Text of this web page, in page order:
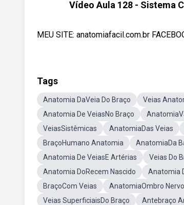
Vídeo Aula 128 - Sistema
MEU SITE: anatomiafacil.com.br
Tags
Anatomia DaVeia Do Braço Veias
Anatomia De VeiasNo Braço
VeiasSistêmicas
AnatomiaDas Veias
BraçoHumano Anatomia
AnatomiaDa
Anatomia De VeiasE Artérias
Veias Do
Anatomia DoRecem Nascido
Anatomia
BraçoCom Veias
AnatomiaOmbro Nervo
Veias SuperficiaisDo Braço
Antebraço